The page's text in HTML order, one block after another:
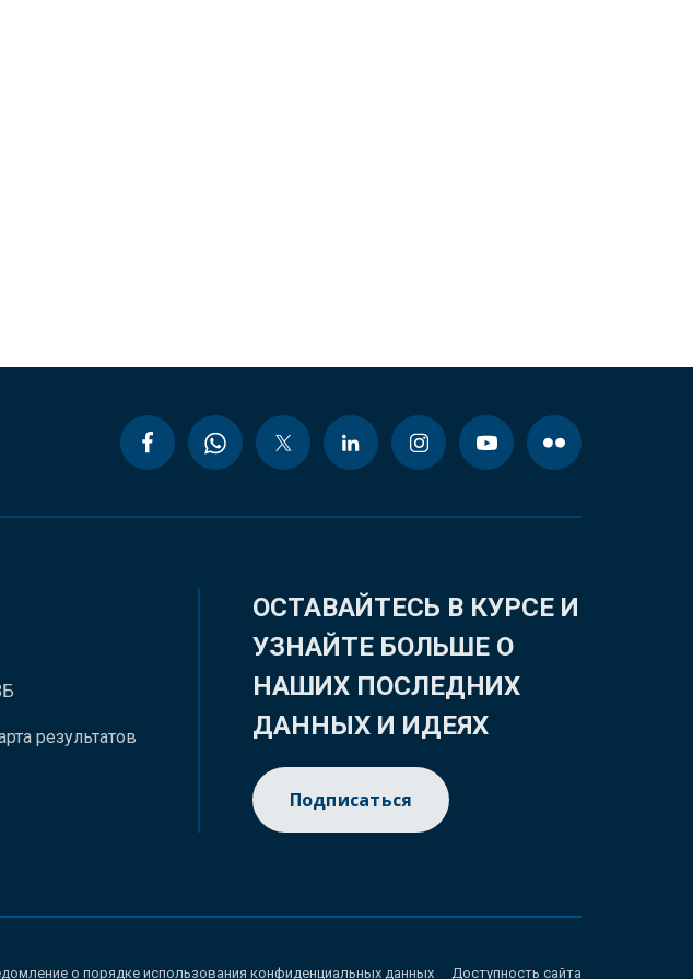
результатов
ОСТАВАЙТЕСЬ В КУРСЕ И
УЗНАЙТЕ БОЛЬШЕ О
НАШИХ ПОСЛЕДНИХ
ДАННЫХ И ИДЕЯХ
Подписаться
о порядке использования конфиденциальных данных Доступность сайта